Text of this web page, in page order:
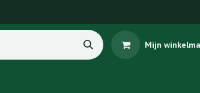
Mijn